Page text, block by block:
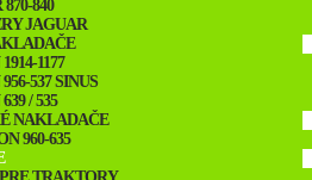
840
JAGUAR
1177
537 SINUS
/ 535
NAKLADAČE
960-635